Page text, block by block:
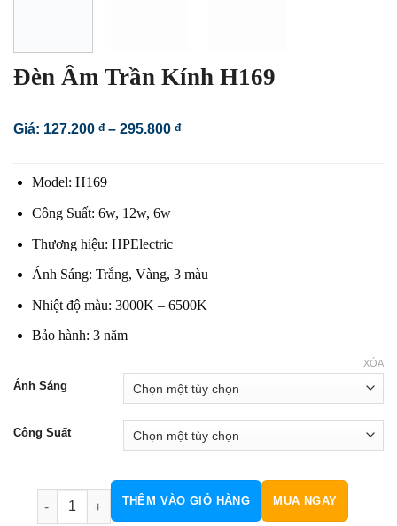
Đèn Âm Trần Kính H169
Giá: 127.200 đ – 295.800 đKhoảng
Model: H169
Công Suất: 6w, 12w, 6w
Thương hiệu: HPElectric
Ánh Sáng: Trắng, Vàng, 3 màu
Nhiệt độ màu: 3000K – 6500K
Bảo hành: 3 năm
Ánh Sáng
Công Suất
XÓA
Đèn Âm Trần Kính H169 số lượng
THÊM VÀO GIỎ HÀNG MUA NGAY